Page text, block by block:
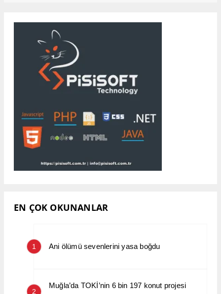
EN ÇOK OKUNANLAR
1 Ani ölümü sevenlerini yasa boğdu
2
Muğla’da TOKİ’nin 6 bin 197 konut projesi